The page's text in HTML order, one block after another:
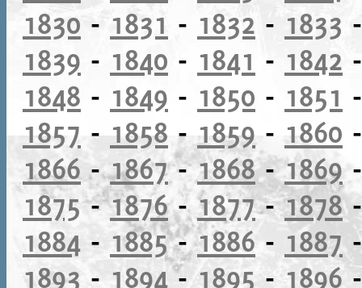
1830 - 1831 - 1832 - 1833
1839 - 1840 - 1841 - 1842
1848 - 1849 - 1850 - 1851
1857 - 1858 - 1859 - 1860
1866-1867-1868-1869
1875-1876-1877-1878
1884 - 1885-1886 - 1887
1893 - 1894- 1895-1896